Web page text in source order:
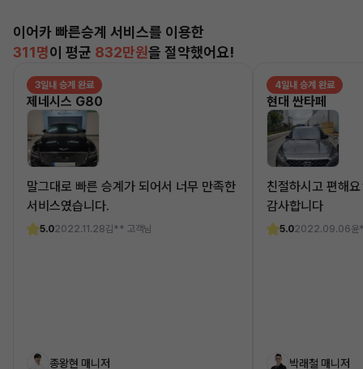
이어카 빠른승계 서비스를 이용한
311명이 평균 832만원을 절약했어요!
3일내 승계 완료
제네시스 G80
말그대로 빠른 승계가 되어서 너무 만족한
서비스였습니다.
5.02022.11.28김** 고객님
종왕현 매니저
4일내 승계 완료
현대 싼타페
친절하시고 편해
감사합니다
5.02022.09.06윤
박래철 매니저